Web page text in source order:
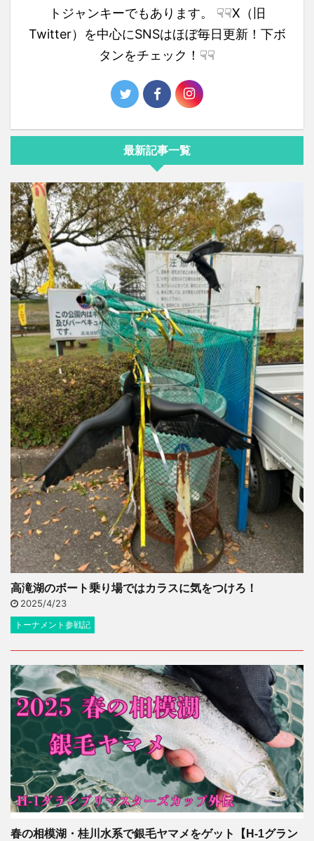
トジャンキーでもあります。 ☟☟X（旧
Twitter）を中心にSNSはほぼ毎日更新！下ボ
タンをチェック！☟☟
最新記事一覧
高滝湖のボート乗り場ではカラスに気をつけろ！
2025/4/23
トーナメント参戦記
春の相模湖・桂川水系で銀毛ヤマメをゲット【H-1グラン